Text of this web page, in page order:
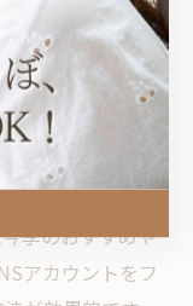
ロン活用術
サロンを情報源と
す。なぜなら、
ドデザインに常
らえるからで
季のおすすめや
アカウントをフ